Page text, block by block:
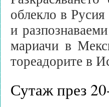
облекло в
и
мариачи в
тореадорите в
Сутаж през